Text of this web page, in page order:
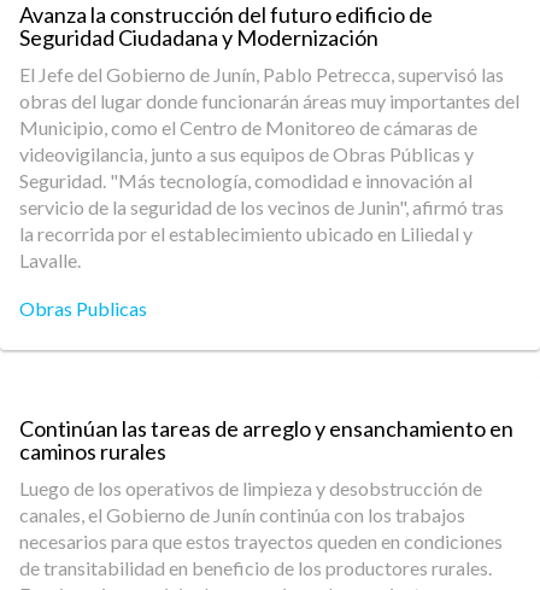
Avanza la construcción del futuro edificio de
Seguridad Ciudadana y Modernización
El Jefe del Gobierno de Junín, Pablo Petrecca, supervisó las
obras del lugar donde funcionarán áreas muy importantes del
Municipio, como el Centro de Monitoreo de cámaras de
videovigilancia, junto a sus equipos de Obras Públicas y
Seguridad. "Más tecnología, comodidad e innovación al
servicio de la seguridad de los vecinos de Junin", afirmó tras
la recorrida por el establecimiento ubicado en Liliedal y
Lavalle.
Obras Publicas
Continúan las tareas de arreglo y ensanchamiento en
caminos rurales
Luego de los operativos de limpieza y desobstrucción de
canales, el Gobierno de Junín continúa con los trabajos
necesarios para que estos trayectos queden en condiciones
de transitabilidad en beneficio de los productores rurales.